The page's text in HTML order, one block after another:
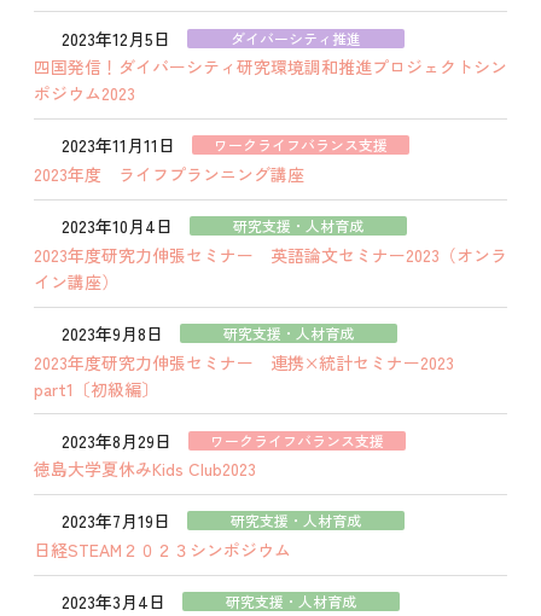
2023年12月5日 ダイバーシティ推進
四国発信！ダイバーシティ研究環境調和推進プロジェクトシン
ポジウム2023
2023年11月11日 ワークライフバランス支援
2023年度 ライフプランニング講座
2023年10月4日 研究支援・人材育成
2023年度研究力伸張セミナー 英語論文セミナー2023（オンラ
イン講座）
2023年9月8日 研究支援・人材育成
2023年度研究力伸張セミナー 連携×統計セミナー2023
part1〔初級編〕
2023年8月29日 ワークライフバランス支援
徳島大学夏休みKids Club2023
2023年7月19日 研究支援・人材育成
日経STEAM２０２３シンポジウム
2023年3月4日 研究支援・人材育成